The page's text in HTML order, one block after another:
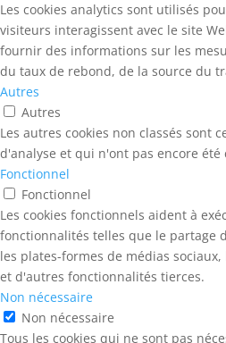
Les cookies analytics sont utilisés
visiteurs interagissent avec le site
fournir des informations sur les
du taux de rebond, de la source du
Autres
Autres
Les autres cookies non classés sont
d'analyse et qui n'ont pas encore été
Fonctionnel
Fonctionnel
Les cookies fonctionnels aident à
fonctionnalités telles que le partage
les plates-formes de médias
et d'autres fonctionnalités tierces.
Non nécessaire
Non nécessaire
Tous les cookies qui ne sont pas